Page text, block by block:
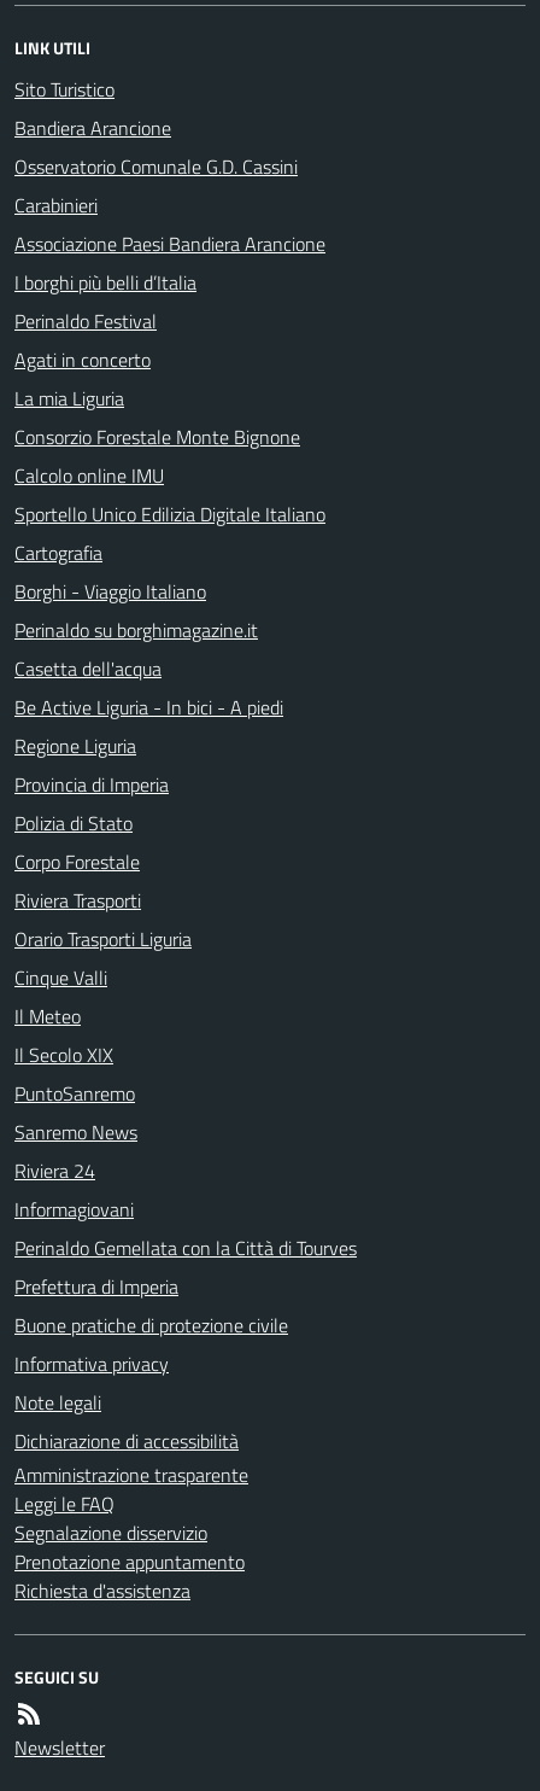
LINK UTILI
Sito Turistico
Bandiera Arancione
Osservatorio Comunale G.D. Cassini
Carabinieri
Associazione Paesi Bandiera Arancione
I borghi più belli d’Italia
Perinaldo Festival
Agati in concerto
La mia Liguria
Consorzio Forestale Monte Bignone
Calcolo online IMU
Sportello Unico Edilizia Digitale Italiano
Cartografia
Borghi - Viaggio Italiano
Perinaldo su borghimagazine.it
Casetta dell'acqua
Be Active Liguria - In bici - A piedi
Regione Liguria
Provincia di Imperia
Polizia di Stato
Corpo Forestale
Riviera Trasporti
Orario Trasporti Liguria
Cinque Valli
Il Meteo
Il Secolo XIX
PuntoSanremo
Sanremo News
Riviera 24
Informagiovani
Perinaldo Gemellata con la Città di Tourves
Prefettura di Imperia
Buone pratiche di protezione civile
Informativa privacy
Note legali
Dichiarazione di accessibilità
Amministrazione trasparente
Leggi le FAQ
Segnalazione disservizio
Prenotazione appuntamento
Richiesta d'assistenza
SEGUICI SU
Newsletter